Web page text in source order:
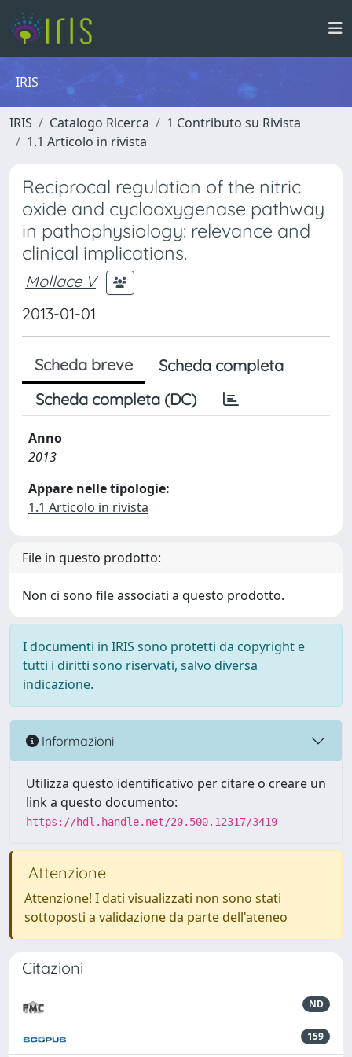
IRIS
IRIS Catalogo Ricerca
1 Contributo su Rivista
1.1 Articolo in rivista
Reciprocal regulation of the nitric
oxide and cyclooxygenase pathway
in pathophysiology: relevance and
clinical implications.
Mollace V
2013-01-01
Scheda breve
Scheda completa
Scheda completa (DC)
Anno
2013
Appare nelle tipologie:
1.1 Articolo in rivista
File in questo prodotto:
Non ci sono file associati a questo prodotto.
I documenti in IRIS sono protetti da copyright e
tutti i diritti sono riservati, salvo diversa
indicazione.
Informazioni
Utilizza questo identificativo per citare o creare un
link a questo documento:
https://hdl.handle.net/20.500.12317/3419
Attenzione
Attenzione! I dati visualizzati non sono stati
sottoposti a validazione da parte dell'ateneo
Citazioni
ND
159